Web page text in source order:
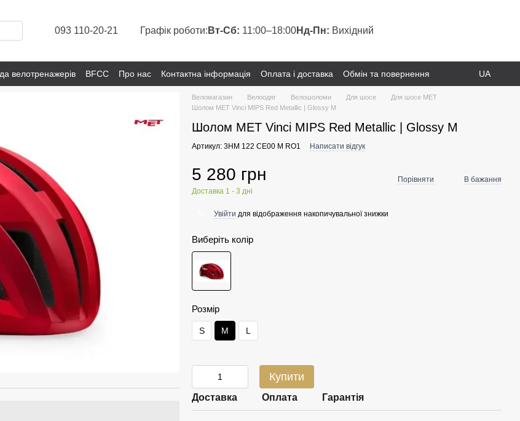
093 110-20-21 Графік роботи: Вт-Сб: 11:00–18:00Нд-Пн: Вихідний
велотренажерів BFCC Про нас Контактна інформація Оплата і доставка
Обмін та повернення
UA
Веломагазин Велоодяг Велошоломи Для шосе
Для шосе MET
Шолом MET Vinci MIPS Red Metallic | Glossy M
Шолом MET Vinci MIPS Red Metallic | Glossy M
Артикул: 3HM 122 CE00 M RO1 Написати відгук
5 280 грн
Доставка 1 - 3 дні
Порівняти В бажання
Увійти для відображення накопичувальної знижки
Виберіть колір
Розмір
S M L
Купити
Доставка Оплата Гарантія